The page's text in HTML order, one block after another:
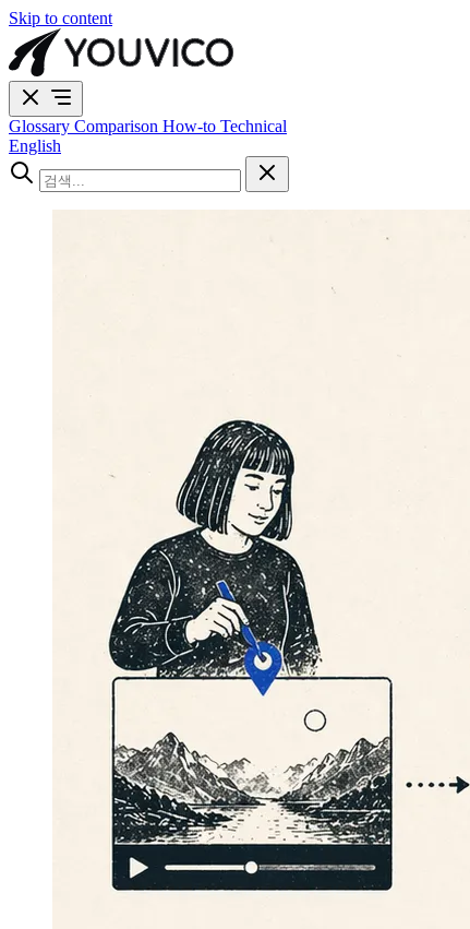
Skip to content
Glossary Comparison How-to Technical
English